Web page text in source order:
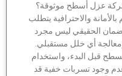
أسطح موثوقة؟
يتطلب
ليس مجرد
أي خلل مستقبلي.
البدء، واستخدام
تسربات خفية قد